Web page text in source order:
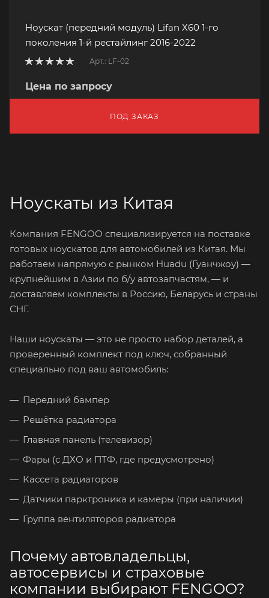
Ноускат (передний модуль) Lifan Х60 1-го
поколения 1-й рестайлинг 2016-2022
Арт.: LF-02
Цена по запросу
ПОД ЗАКАЗ
Ноускаты из Китая
Компания FENGOO специализируется на поставке
готовых ноускатов для автомобилей из Китая. Мы
работаем напрямую с рынком Huadu (Гуанчжоу) —
крупнейшим в Азии по б/у автозапчастям, — и
доставляем комплекты в Россию, Беларусь и страны
СНГ.
Наши ноускаты — это не просто набор деталей, а
проверенный комплект под ключ, собранный
специально под ваш автомобиль:
Передний бампер
Решётка радиатора
Главная панель (телевизор)
Фары (с ДХО и ПТФ, где предусмотрено)
Кассета радиаторов
Датчики парктроника и камеры (при наличии)
Группа вентиляторов радиатора
Почему автовладельцы,
автосервисы и страховые
компании выбирают FENGOO?